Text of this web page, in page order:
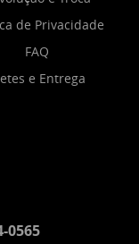
de Privacidade
FAQ
e Entrega
0565